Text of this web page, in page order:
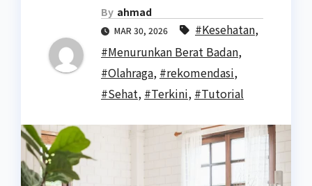
By ahmad
MAR 30, 2026 #Kesehatan,
#Menurunkan Berat Badan,
#Olahraga, #rekomendasi,
#Sehat, #Terkini, #Tutorial